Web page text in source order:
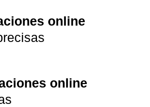
online
online